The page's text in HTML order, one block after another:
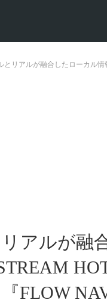
とリアルが融合したローカル
アルが融
FLOW